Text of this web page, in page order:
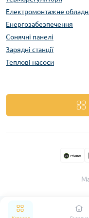
Електромонтажне
Енергозабезпечення
Сонячні панелі
Зарядні станції
Теплові насоси